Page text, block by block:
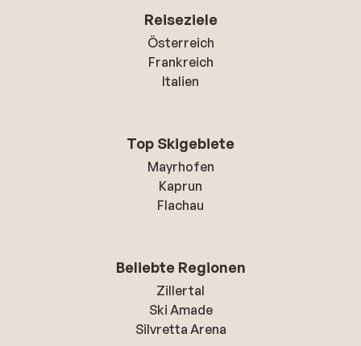
Reiseziele
Österreich
Frankreich
Italien
Top Skigebiete
Mayrhofen
Kaprun
Flachau
Beliebte Regionen
Zillertal
Ski Amade
Silvretta Arena